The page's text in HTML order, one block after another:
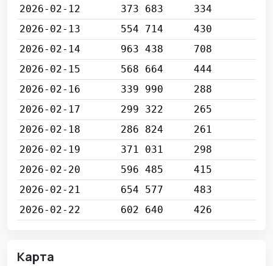
2026-02-12
373 683
334
2026-02-13
554 714
430
2026-02-14
963 438
708
2026-02-15
568 664
444
2026-02-16
339 990
288
2026-02-17
299 322
265
2026-02-18
286 824
261
2026-02-19
371 031
298
2026-02-20
596 485
415
2026-02-21
654 577
483
2026-02-22
602 640 426
Карта